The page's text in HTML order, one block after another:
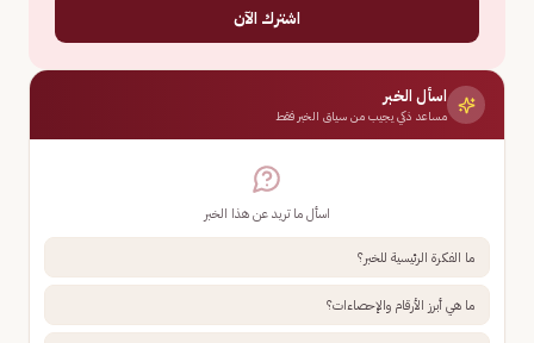
اشترك الآن
اسأل الخبر
مساعد ذكي يجيب من سياق الخبر فقط
اسأل ما تريد عن هذا الخبر
ما الفكرة الرئيسية للخبر؟
ما هي أبرز الأرقام والإحصاءات؟